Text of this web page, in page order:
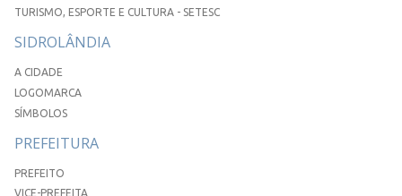
TURISMO, ESPORTE E CULTURA - SETESC
SIDROLÂNDIA
A CIDADE
LOGOMARCA
SÍMBOLOS
PREFEITURA
PREFEITO
VICE-PREFEITA